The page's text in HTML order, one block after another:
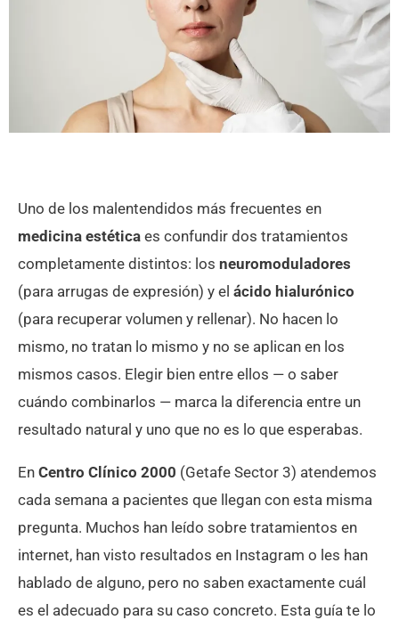
Uno de los malentendidos más frecuentes en
medicina estética es confundir dos tratamientos
completamente distintos: los neuromoduladores
(para arrugas de expresión) y el ácido hialurónico
(para recuperar volumen y rellenar). No hacen lo
mismo, no tratan lo mismo y no se aplican en los
mismos casos. Elegir bien entre ellos — o saber
cuándo combinarlos — marca la diferencia entre un
resultado natural y uno que no es lo que esperabas.
En Centro Clínico 2000 (Getafe Sector 3) atendemos
cada semana a pacientes que llegan con esta misma
pregunta. Muchos han leído sobre tratamientos en
internet, han visto resultados en Instagram o les han
hablado de alguno, pero no saben exactamente cuál
es el adecuado para su caso concreto. Esta guía te lo